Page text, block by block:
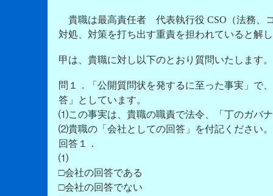
貴職は最高責任者 代表執行役 CSO（法務、
対処、対策を打ち出す重責を担われていると解
甲は、貴職に対し以下のとおり質問いたします。
問１．「公開質問状を発するに至った事実」で
答」としています。
⑴この事実は、貴職の職責で法令、「丁のガバ
⑵貴職の「会社としての回答」を付記ください。
回答１．
⑴
□会社の回答である
□会社の回答でない